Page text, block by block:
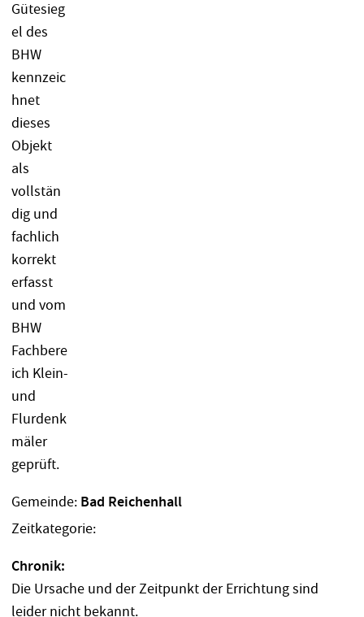
Gemeinde: Bad Reichenhall
Zeitkategorie:
Chronik:
Die Ursache und der Zeitpunkt der Errichtung sind
leider nicht bekannt.